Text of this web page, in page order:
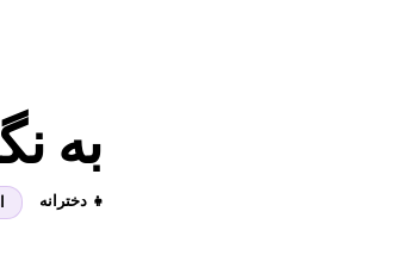
به
👧 دخترانه